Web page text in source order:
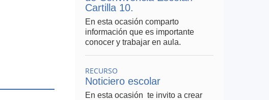
Cartilla 10.
En esta ocasión comparto
información que es importante
conocer y trabajar en aula.
RECURSO
Noticiero escolar
En esta ocasión te invito a crear